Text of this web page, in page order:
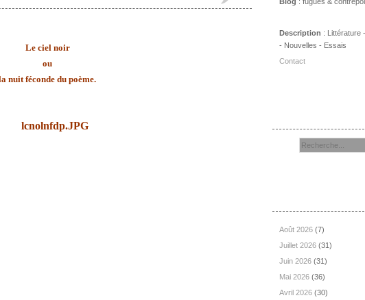
Le ciel noir
ou
nuit féconde du poème.
Description : Littérature
- Nouvelles - Essais
Contact
Août 2026 (7)
Juillet 2026 (31)
Juin 2026 (31)
Mai 2026 (36)
Avril 2026 (30)